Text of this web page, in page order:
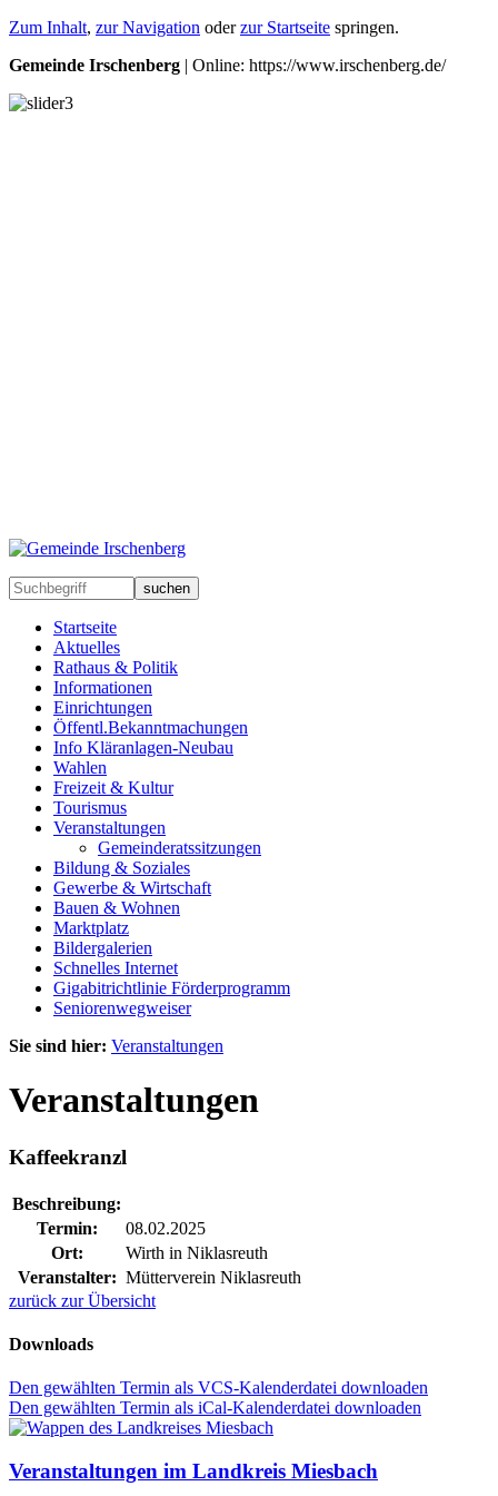
Zum Inhalt, zur Navigation oderzur Startseite springen.
Gemeinde Irschenberg | Online: https://www.irschenberg.de/
suchen
Startseite
Aktuelles
Rathaus & Politik
Informationen
Einrichtungen
Öffentl.Bekanntmachungen
Info Kläranlagen-Neubau
Wahlen
Freizeit & Kultur
Tourismus
Veranstaltungen
Gemeinderatssitzungen
Bildung & Soziales
Gewerbe & Wirtschaft
Bauen & Wohnen
Marktplatz
Bildergalerien
Schnelles Internet
Gigabitrichtlinie Förderprogramm
Seniorenwegweiser
Sie sind hier: Veranstaltungen
Veranstaltungen
Kaffeekranzl
Beschreibung:
Termin:
08.02.2025
Ort:
Wirth in Niklasreuth
Veranstalter: Mütterverein Niklasreuth
zurück zur Übersicht
Downloads
Den gewählten Termin als VCS-Kalenderdatei downloaden
Den gewählten Termin als iCal-Kalenderdatei downloaden
Veranstaltungen im Landkreis Miesbach